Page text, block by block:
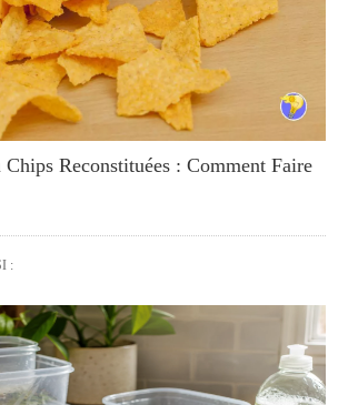
Reconstituées : Comment Faire
: